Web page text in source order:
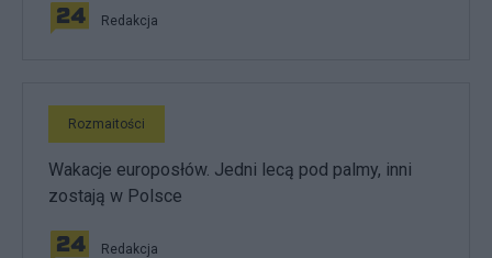
Redakcja
Rozmaitości
Wakacje europosłów. Jedni lecą pod palmy, inni
zostają w Polsce
Redakcja